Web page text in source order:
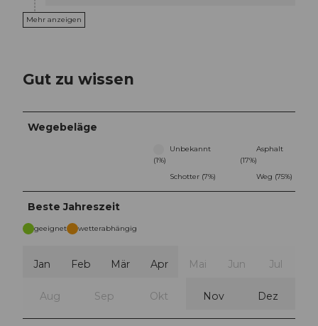
Mehr anzeigen
Gut zu wissen
Wegebeläge
Unbekannt
(1%)
Asphalt
(17%)
Schotter (7%)
Weg (75%)
Beste Jahreszeit
geeignet wetterabhängig
Jan Feb Mär Apr Mai Jun Jul
Aug Sep Okt Nov Dez